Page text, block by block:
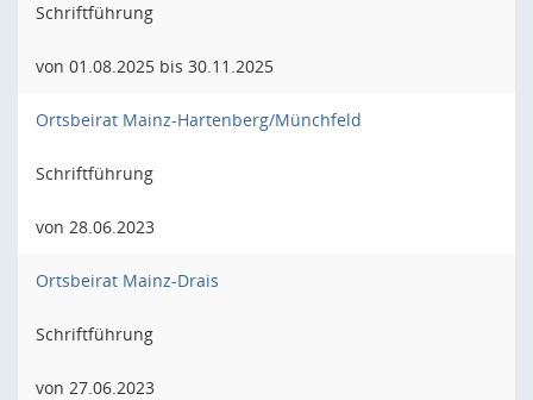
Schriftführung
von 01.08.2025 bis 30.11.2025
Ortsbeirat Mainz-Hartenberg/Münchfeld
Schriftführung
von 28.06.2023
Ortsbeirat Mainz-Drais
Schriftführung
von 27.06.2023